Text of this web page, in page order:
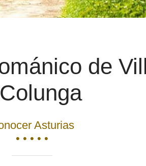
de
Asturias
• • • • •